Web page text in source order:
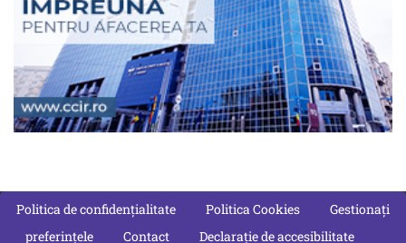
Politica de confidențialitate Politica Cookies
Gestionați
preferințele
Contact Declarație de accesibilitate